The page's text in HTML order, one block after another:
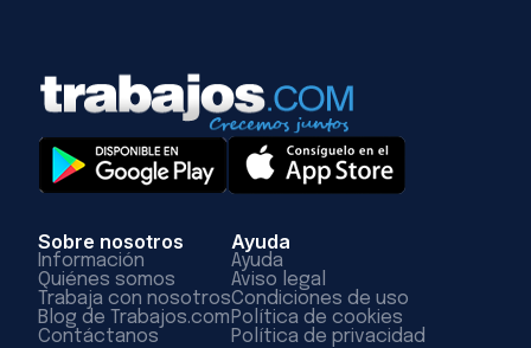
Sobre nosotros
Información
Quiénes somos
Trabaja con nosotros
Blog de Trabajos.com
Contáctanos
Ayuda
Ayuda
Aviso legal
Condiciones de uso
Política de cookies
Política de privacidad